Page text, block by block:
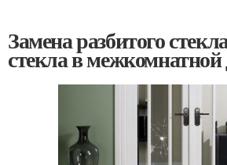
Замена разбитого
стекла в межкомнатной